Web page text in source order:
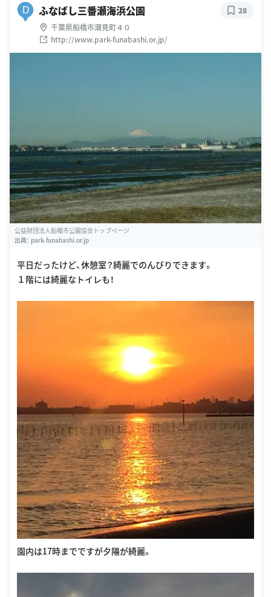
D ふなばし三番瀬海浜公園
千葉県船橋市潮見町４０
http://www.park-funabashi.or.jp/
28
公益財団法人船橋市公園協会トップページ
出典： park-funabashi.or.jp
平日だったけど、休憩室？綺麗でのんびりできます。
１階には綺麗なトイレも！
園内は17時までですが夕陽が綺麗。